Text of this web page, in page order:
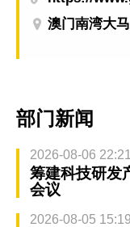
澳门南湾大
部门新闻
2026-08-06 22:21
筹建科技研发
会议
2026-08-05 15:19